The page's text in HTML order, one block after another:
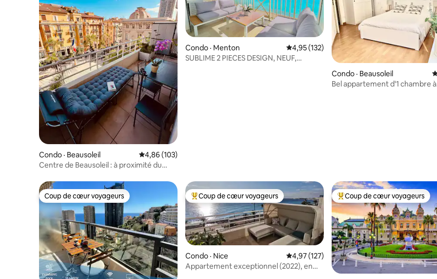
Condo · Beausoleil Note moyenne de 4,86 sur 5, 103 commentaires
4,86 (103)
Centre de Beausoleil : à proximité du
Condo · Menton Note moyenne de 4,95 sur 5, 132
4,95 (132)
SUBLIME 2 PIECES DESIGN, NEUF,
Condo · Beausoleil
Bel appartement d'1 chambre à
Coup de cœur voyageurs
Coup de cœur voyageurs Coup de cœur voyageurs parmi les plus aimés
Coup de cœur voyageurs
Condo · Nice Note moyenne de 4,97 sur 5, 127
4,97 (127)
Appartement exceptionnel (2022), en
Coup de cœur voyageurs
Coup de cœur voyageurs